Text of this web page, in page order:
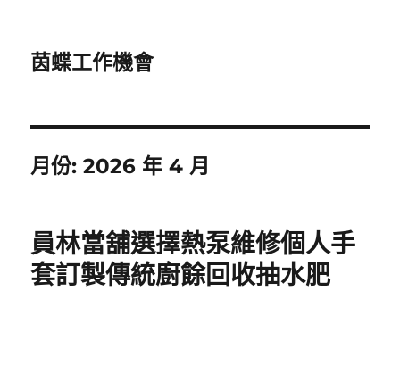
茵蝶工作機會
月份:2026 年 4 月
員林當舖選擇熱泵維修個人手
套訂製傳統廚餘回收抽水肥